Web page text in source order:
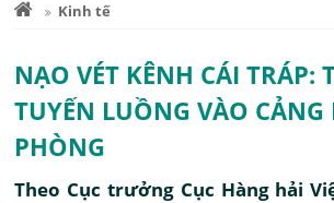
Kinh tế
NẠO VÉT KÊNH CÁI TRÁP:
TUYẾN LUỒNG VÀO CẢNG
PHÒNG
Theo Cục trưởng Cục Hàng hải